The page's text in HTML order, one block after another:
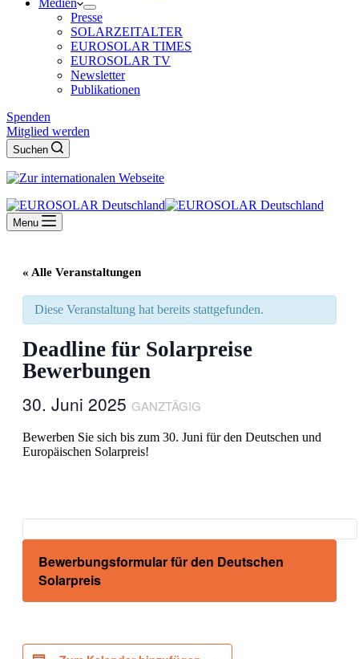
Medien
Presse
SOLARZEITALTER
EUROSOLAR TIMES
EUROSOLAR TV
Newsletter
Publikationen
Spenden
Mitglied werden
Suchen
Menu
« Alle Veranstaltungen
Diese Veranstaltung hat bereits stattgefunden.
Deadline für Solarpreise
Bewerbungen
30. Juni 2025 GANZTÄGIG
Bewerben Sie sich bis zum 30. Juni für den Deutschen und
Europäischen Solarpreis!
Bewerbungsformular für den Deutschen
Solarpreis